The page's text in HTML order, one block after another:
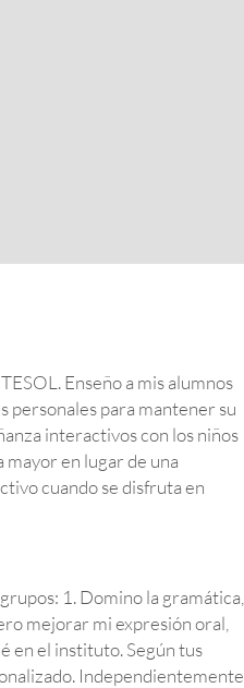
Enseño a mis alumnos
personales para mantener su
interactivos con los niños
mayor en lugar de una
cuando se disfruta en
1. Domino la gramática,
mejorar mi expresión oral,
en el instituto. Según tus
Independientemente